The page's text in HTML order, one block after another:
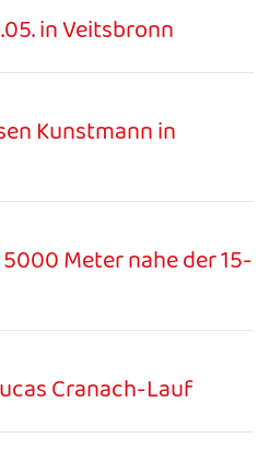
in Veitsbronn
Kunstmann in
Meter nahe der 15-
Cranach-Lauf